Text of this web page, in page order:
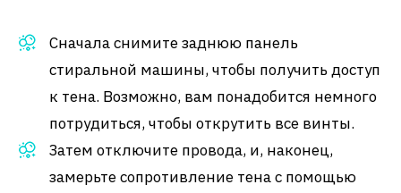
Сначала снимите заднюю панель
стиральной машины, чтобы получить доступ
к тена. Возможно, вам понадобится немного
потрудиться, чтобы открутить все винты.
Затем отключите провода, и, наконец,
замерьте сопротивление тена с помощью